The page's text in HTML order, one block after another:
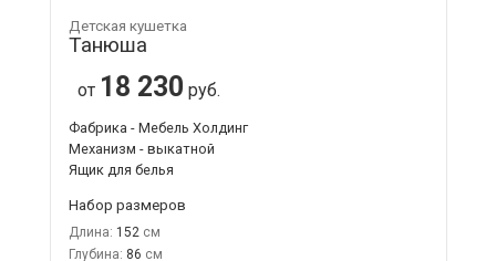
Детская кушетка
Танюша
от 18 230 руб.
Фабрика - Мебель Холдинг
Механизм - выкатной
Ящик для белья
Набор размеров
Длина: 152
Глубина: 86